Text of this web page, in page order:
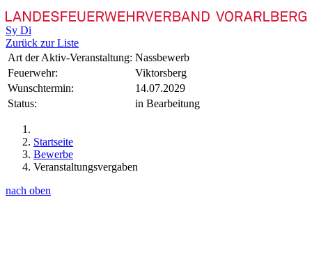
Sy Di
Zurück zur Liste
Art der Aktiv-Veranstaltung: Nassbewerb
Feuerwehr:
Viktorsberg
Wunschtermin:
14.07.2029
Status:
in Bearbeitung
Startseite
Bewerbe
Veranstaltungsvergaben
nach oben